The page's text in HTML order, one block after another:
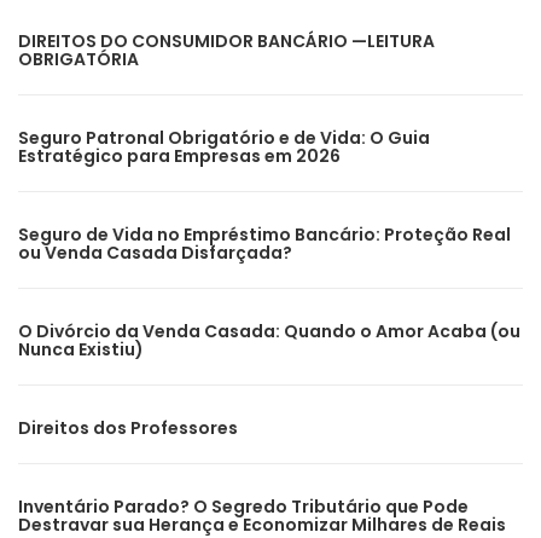
DIREITOS DO CONSUMIDOR BANCÁRIO —LEITURA
OBRIGATÓRIA
Seguro Patronal Obrigatório e de Vida: O Guia
Estratégico para Empresas em 2026
Seguro de Vida no Empréstimo Bancário: Proteção Real
ou Venda Casada Disfarçada?
O Divórcio da Venda Casada: Quando o Amor Acaba (ou
Nunca Existiu)
Direitos dos Professores
Inventário Parado? O Segredo Tributário que Pode
Destravar sua Herança e Economizar Milhares de Reais